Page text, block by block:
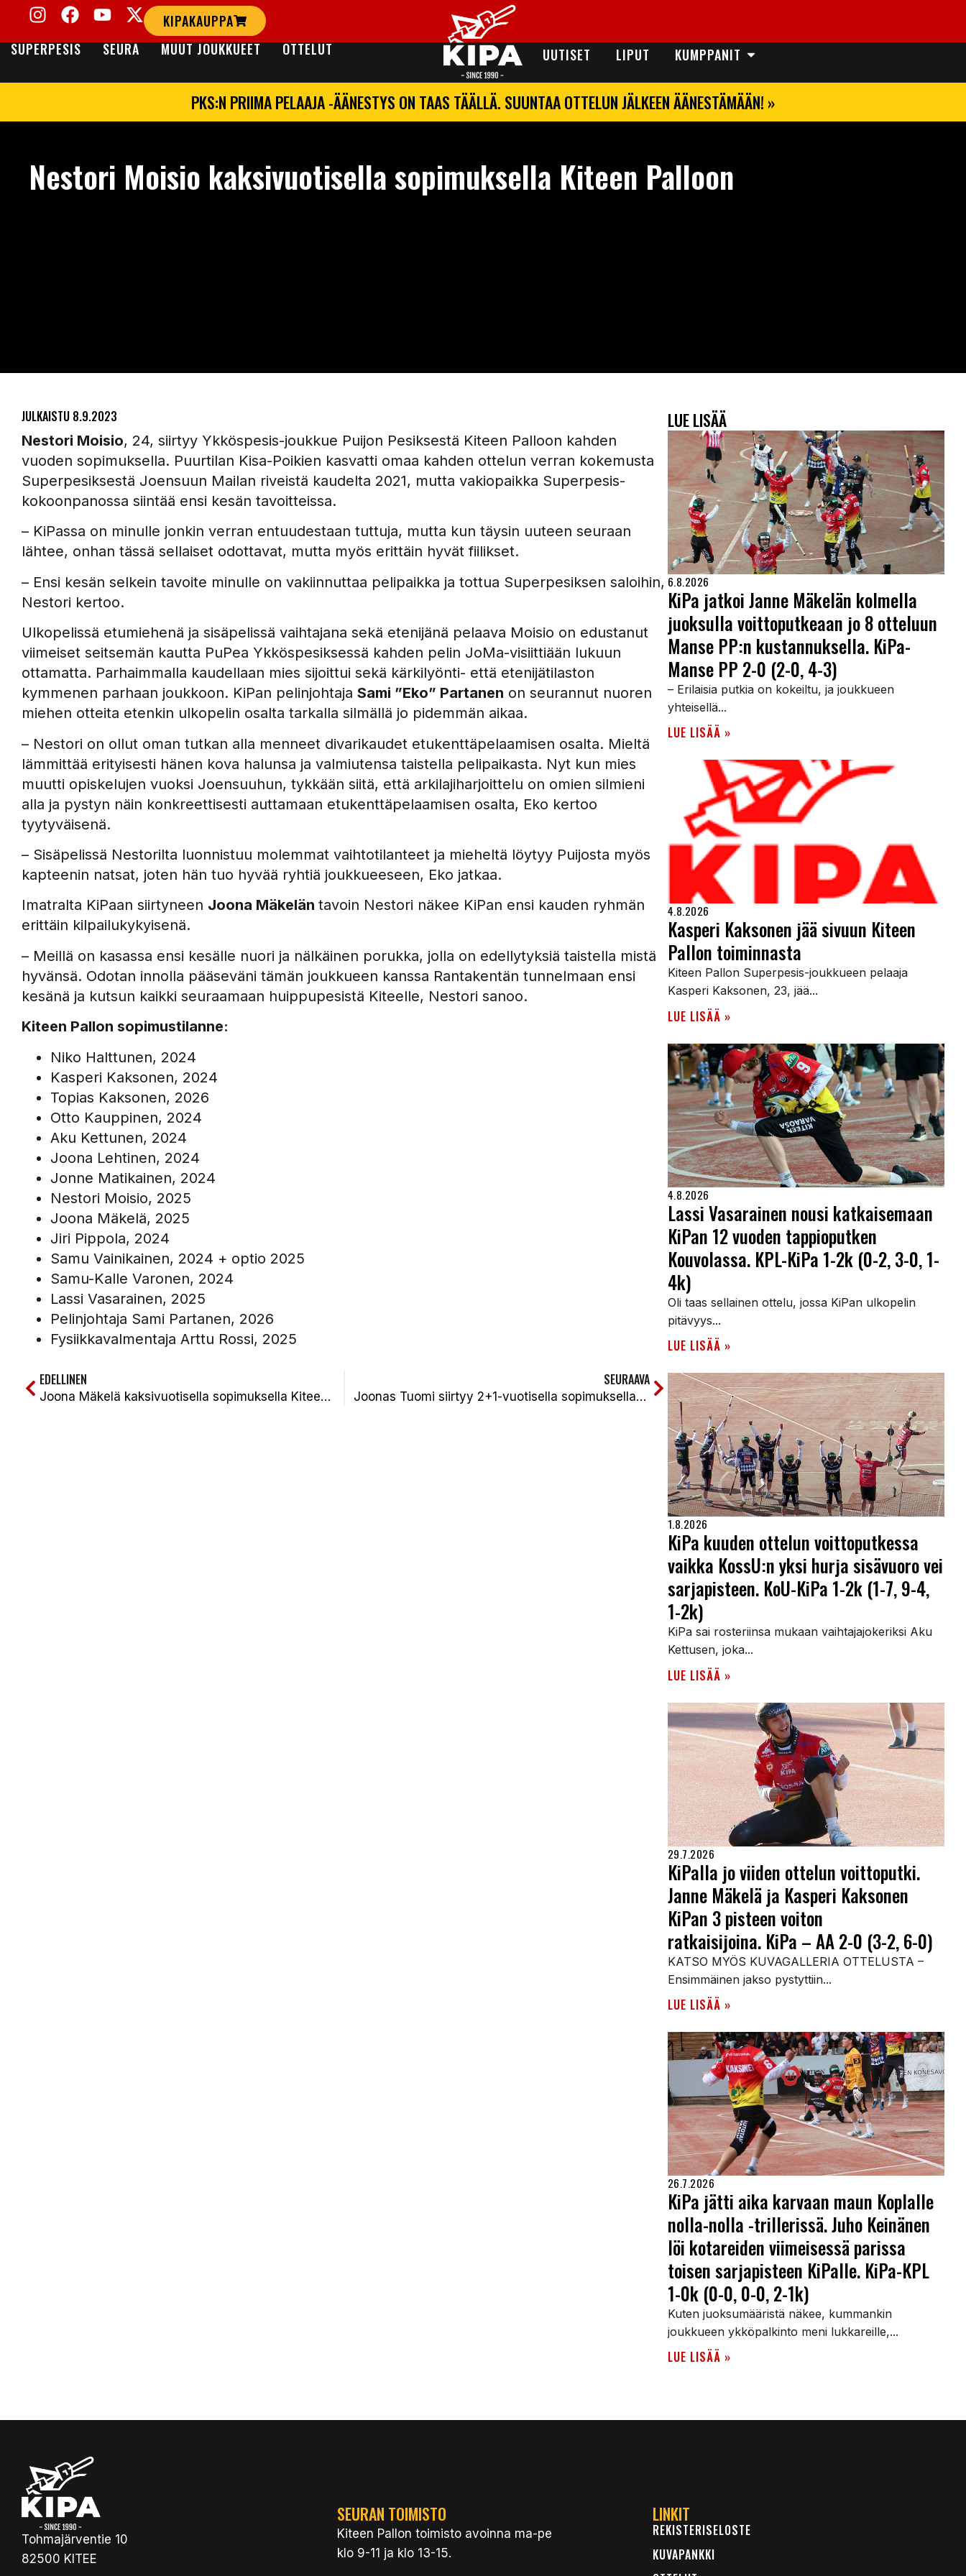
KIPAKAUPPA
SUPERPESIS
SEURA MUUT JOUKKUEET OTTELUT UUTISET LIPUT KUMPPANIT
PKS:N PRIIMA PELAAJA -ÄÄNESTYS ON TAAS TÄÄLLÄ. SUUNTAA OTTELUN JÄLKEEN ÄÄNESTÄMÄÄN! »
Nestori Moisio kaksivuotisella sopimuksella Kiteen Palloon
JULKAISTU 8.9.2023
Nestori Moisio, 24, siirtyy Ykköspesis-joukkue Puijon Pesiksestä Kiteen Palloon kahden
vuoden sopimuksella. Puurtilan Kisa-Poikien kasvatti omaa kahden ottelun verran kokemusta
Superpesiksestä Joensuun Mailan riveistä kaudelta 2021, mutta vakiopaikka Superpesis-
kokoonpanossa siintää ensi kesän tavoitteissa.
– KiPassa on minulle jonkin verran entuudestaan tuttuja, mutta kun täysin uuteen seuraan
lähtee, onhan tässä sellaiset odottavat, mutta myös erittäin hyvät fiilikset.
– Ensi kesän selkein tavoite minulle on vakiinnuttaa pelipaikka ja tottua Superpesiksen saloihin,
Nestori kertoo.
Ulkopelissä etumiehenä ja sisäpelissä vaihtajana sekä etenijänä pelaava Moisio on edustanut
viimeiset seitsemän kautta PuPea Ykköspesiksessä kahden pelin JoMa-visiittiään lukuun
ottamatta. Parhaimmalla kaudellaan mies sijoittui sekä kärkilyönti- että etenijätilaston
kymmenen parhaan joukkoon. KiPan pelinjohtaja Sami ”Eko” Partanen on seurannut nuoren
miehen otteita etenkin ulkopelin osalta tarkalla silmällä jo pidemmän aikaa.
– Nestori on ollut oman tutkan alla menneet divarikaudet etukenttäpelaamisen osalta. Mieltä
lämmittää erityisesti hänen kova halunsa ja valmiutensa taistella pelipaikasta. Nyt kun mies
muutti opiskelujen vuoksi Joensuuhun, tykkään siitä, että arkilajiharjoittelu on omien silmieni
alla ja pystyn näin konkreettisesti auttamaan etukenttäpelaamisen osalta, Eko kertoo
tyytyväisenä.
– Sisäpelissä Nestorilta luonnistuu molemmat vaihtotilanteet ja mieheltä löytyy Puijosta myös
kapteenin natsat, joten hän tuo hyvää ryhtiä joukkueeseen, Eko jatkaa.
Imatralta KiPaan siirtyneen Joona Mäkelän tavoin Nestori näkee KiPan ensi kauden ryhmän
erittäin kilpailukykyisenä.
– Meillä on kasassa ensi kesälle nuori ja nälkäinen porukka, jolla on edellytyksiä taistella mistä
hyvänsä. Odotan innolla pääseväni tämän joukkueen kanssa Rantakentän tunnelmaan ensi
kesänä ja kutsun kaikki seuraamaan huippupesistä Kiteelle, Nestori sanoo.
Kiteen Pallon sopimustilanne:
Niko Halttunen, 2024
Kasperi Kaksonen, 2024
Topias Kaksonen, 2026
Otto Kauppinen, 2024
Aku Kettunen, 2024
Joona Lehtinen, 2024
Jonne Matikainen, 2024
Nestori Moisio, 2025
Joona Mäkelä, 2025
Jiri Pippola, 2024
Samu Vainikainen, 2024 + optio 2025
Samu-Kalle Varonen, 2024
Lassi Vasarainen, 2025
Pelinjohtaja Sami Partanen, 2026
Fysiikkavalmentaja Arttu Rossi, 2025
EDELLINEN
Joona Mäkelä kaksivuotisella sopimuksella Kiteen Palloon
SEURAAVA
Joonas Tuomi siirtyy 2+1-vuotisella sopimuksella Kiteen Palloon
LUE LISÄÄ
6.8.2026
KiPa jatkoi Janne Mäkelän kolmella
juoksulla voittoputkeaan jo 8 otteluun
Manse PP:n kustannuksella. KiPa-
Manse PP 2-0 (2-0, 4-3)
– Erilaisia putkia on kokeiltu, ja joukkueen
yhteisellä...
LUE LISÄÄ »
4.8.2026
Kasperi Kaksonen jää sivuun Kiteen
Pallon toiminnasta
Kiteen Pallon Superpesis-joukkueen pelaaja
Kasperi Kaksonen, 23, jää...
LUE LISÄÄ »
4.8.2026
Lassi Vasarainen nousi katkaisemaan
KiPan 12 vuoden tappioputken
Kouvolassa. KPL-KiPa 1-2k (0-2, 3-0, 1-
4k)
Oli taas sellainen ottelu, jossa KiPan ulkopelin
pitävyys...
LUE LISÄÄ »
1.8.2026
KiPa kuuden ottelun voittoputkessa
vaikka KossU:n yksi hurja sisävuoro vei
sarjapisteen. KoU-KiPa 1-2k (1-7, 9-4,
1-2k)
KiPa sai rosteriinsa mukaan vaihtajajokeriksi Aku
Kettusen, joka...
LUE LISÄÄ »
29.7.2026
KiPalla jo viiden ottelun voittoputki.
Janne Mäkelä ja Kasperi Kaksonen
KiPan 3 pisteen voiton
ratkaisijoina. KiPa – AA 2-0 (3-2, 6-0)
KATSO MYÖS KUVAGALLERIA OTTELUSTA –
Ensimmäinen jakso pystyttiin...
LUE LISÄÄ »
26.7.2026
KiPa jätti aika karvaan maun Koplalle
nolla-nolla -trillerissä. Juho Keinänen
löi kotareiden viimeisessä parissa
toisen sarjapisteen KiPalle. KiPa-KPL
1-0k (0-0, 0-0, 2-1k)
Kuten juoksumääristä näkee, kummankin
joukkueen ykköpalkinto meni lukkareille,...
LUE LISÄÄ »
Tohmajärventie 10
82500 KITEE
SEURAN TOIMISTO
Kiteen Pallon toimisto avoinna ma-pe
klo 9-11 ja klo 13-15.
LINKIT
REKISTERISELOSTE
KUVAPANKKI